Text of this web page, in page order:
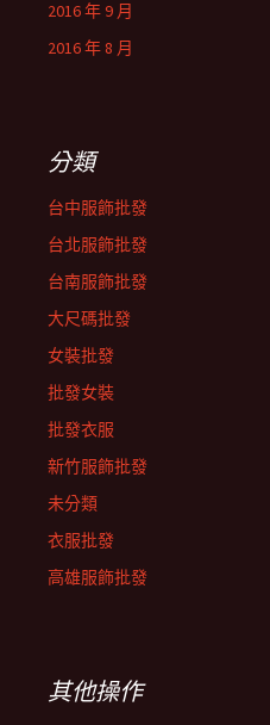
2016 年 9 月
2016 年 8 月
分類
台中服飾批發
台北服飾批發
台南服飾批發
大尺碼批發
女裝批發
批發女裝
批發衣服
新竹服飾批發
未分類
衣服批發
高雄服飾批發
其他操作